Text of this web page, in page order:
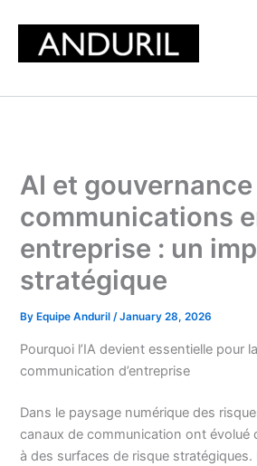
content
AI et
communications
entreprise : un
stratégique
By Equipe Anduril/January 28, 2026
Pourquoi l’IA devient essentielle pour
communication d’entreprise
Dans le paysage numérique des
canaux de communication ont évolué
à des surfaces de risque